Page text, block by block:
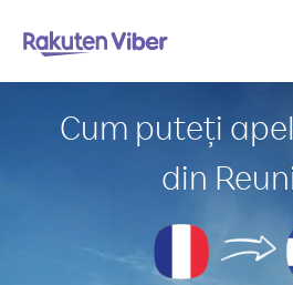
Cum puteți
din